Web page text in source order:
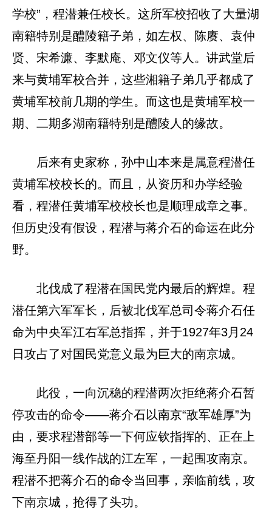
学校”，程潜兼任校长。这所军校招收了大量湖
南籍特别是醴陵籍子弟，如左权、陈赓、袁仲
贤、宋希濂、李默庵、邓文仪等人。讲武堂后
来与黄埔军校合并，这些湘籍子弟几乎都成了
黄埔军校前几期的学生。而这也是黄埔军校一
期、二期多湖南籍特别是醴陵人的缘故。
后来有史家称，孙中山本来是属意程潜任
黄埔军校校长的。而且，从资历和办学经验
看，程潜任黄埔军校校长也是顺理成章之事。
但历史没有假设，程潜与蒋介石的命运在此分
野。
北伐成了程潜在国民党内最后的辉煌。程
潜任第六军军长，后被北伐军总司令蒋介石任
命为中央军江右军总指挥，并于1927年3月24
日攻占了对国民党意义最为巨大的南京城。
此役，一向沉稳的程潜两次拒绝蒋介石暂
停攻击的命令——蒋介石以南京“敌军雄厚”为
由，要求程潜部等一下何应钦指挥的、正在上
海至丹阳一线作战的江左军，一起围攻南京。
程潜不把蒋介石的命令当回事，亲临前线，攻
下南京城，抢得了头功。